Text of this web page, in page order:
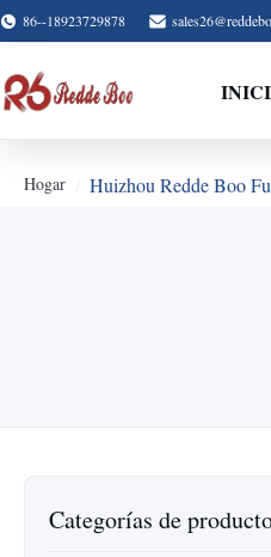
86--18923729878
Hogar Huizhou Redde Boo
Categorías de